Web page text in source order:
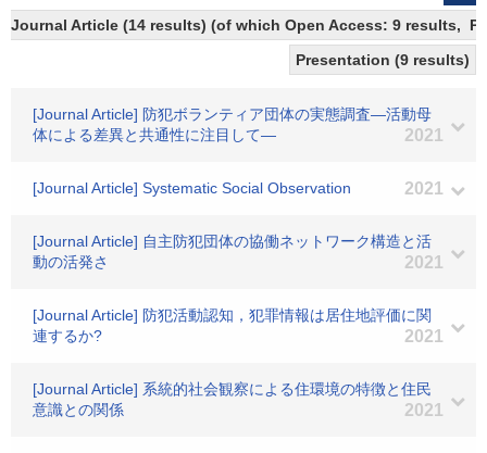
Journal Article (14 results) (of which Open Access: 9 results,
Presentation (9 results)
[Journal Article] 防犯ボランティア団体の実態調査―活動母
体による差異と共通性に注目して―
2021
[Journal Article] Systematic Social Observation 2021
[Journal Article] 自主防犯団体の協働ネットワーク構造と活
動の活発さ
2021
[Journal Article] 防犯活動認知，犯罪情報は居住地評価に関
連するか?
2021
[Journal Article] 系統的社会観察による住環境の特徴と住民
意識との関係
2021